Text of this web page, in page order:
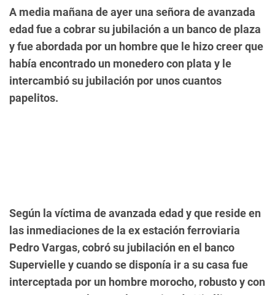
A media mañana de ayer una señora de avanzada
edad fue a cobrar su jubilación a un banco de plaza
y fue abordada por un hombre que le hizo creer que
había encontrado un monedero con plata y le
intercambió su jubilación por unos cuantos
papelitos.
Según la víctima de avanzada edad y que reside en
las inmediaciones de la ex estación ferroviaria
Pedro Vargas, cobró su jubilación en el banco
Supervielle y cuando se disponía ir a su casa fue
interceptada por un hombre morocho, robusto y con